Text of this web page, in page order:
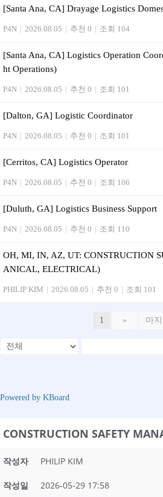
[Santa Ana, CA] Drayage Logistics
P4N | 2026.08.05 | 추천 0 | 조회 104
[Santa Ana, CA] Logistics Operation
ht Operations)
P4N | 2026.08.05 | 추천 0 | 조회 101
[Dalton, GA] Logistic Coordinator
P4N | 2026.08.05 | 추천 0 | 조회 101
[Cerritos, CA] Logistics Operator
P4N | 2026.08.05 | 추천 0 | 조회 106
[Duluth, GA] Logistics Business Support
P4N | 2026.08.05 | 추천 0 | 조회 110
OH, MI, IN, AZ, UT: CONSTRUCTION
ANICAL, ELECTRICAL)
PHILIP KIM | 2026.08.05 | 추천 0 | 조회 101
1 » 마
Powered by KBoard
CONSTRUCTION SAFETY
작성자 PHILIP KIM
작성일 2026-05-29 17:58